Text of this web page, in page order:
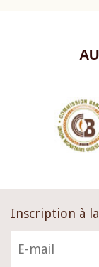
Inscription à